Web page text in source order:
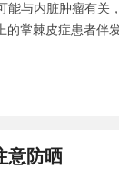
菌治疗。 头癣 以
有时会有流脓结痂
能与内脏肿瘤有关
的掌棘皮症患者伴
样。 掌棘皮症的病
都是这句话）。但
然这些也都是猜
意防晒